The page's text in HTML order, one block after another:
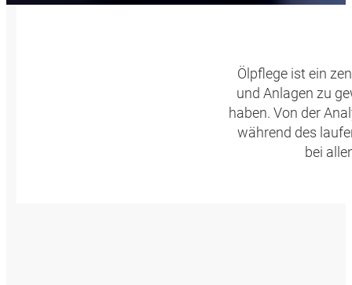
Ölpflege ist ein
und Anlagen zu
haben. Von der
während des
bei